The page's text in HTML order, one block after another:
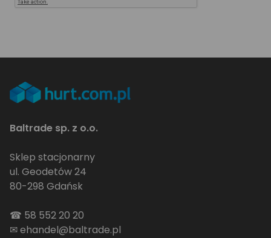
Baltrade sp. z o.o.
Sklep stacjonarny
ul. Geodetów 24
80-298 Gdańsk
☎ 58 552 20 20
✉ehandel@baltrade.pl